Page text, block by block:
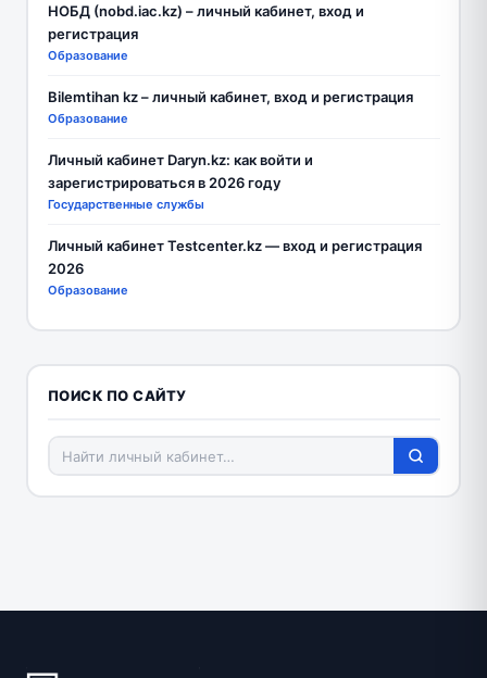
НОБД (nobd.iac.kz) – личный кабинет, вход и
регистрация
Образование
Bilemtihan kz – личный кабинет, вход и регистрация
Образование
Личный кабинет Daryn.kz: как войти и
зарегистрироваться в 2026 году
Государственные службы
Личный кабинет Testcenter.kz — вход и регистрация
2026
Образование
ПОИСК ПО САЙТУ